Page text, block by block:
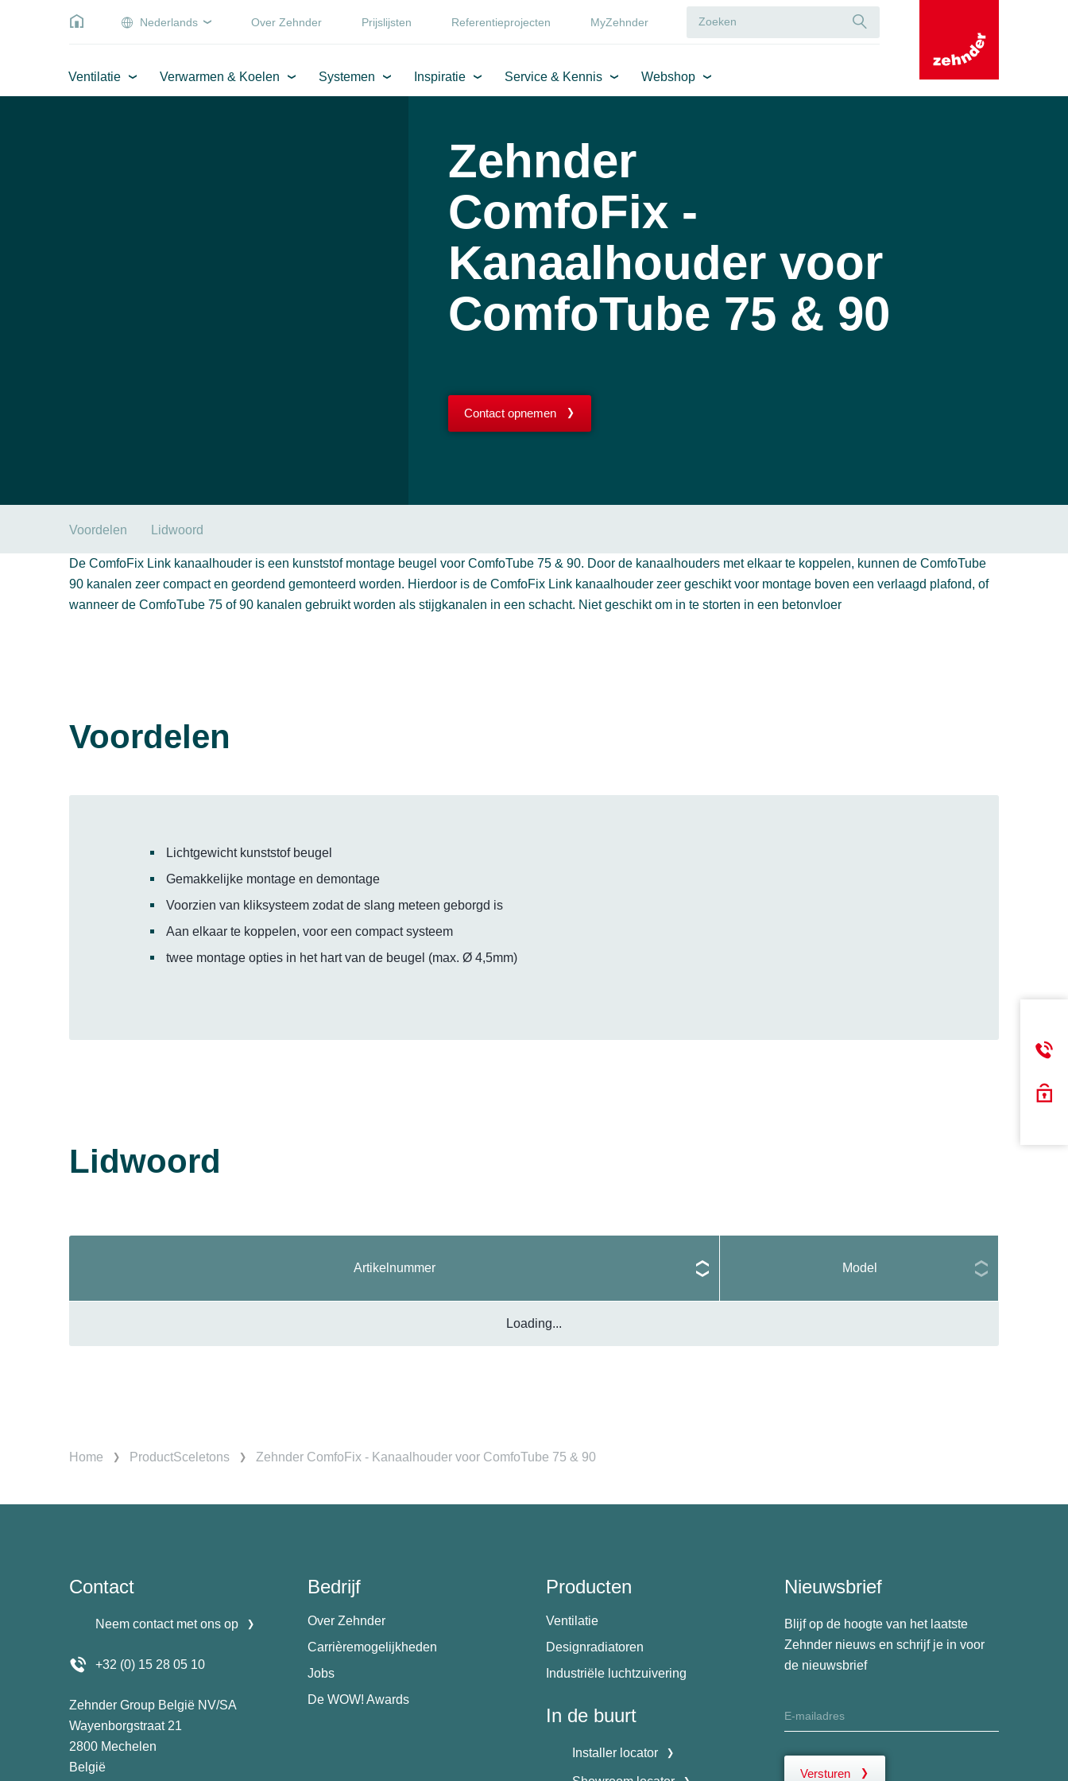
Nederlands Over Zehnder Prijslijsten Referentieprojecten MyZehnder
Ventilatie Verwarmen & Koelen Systemen Inspiratie Service & Kennis Webshop
Zehnder
ComfoFix -
Kanaalhouder voor
ComfoTube 75 & 90
Contact opnemen
Voordelen Lidwoord
De ComfoFix Link kanaalhouder is een kunststof montage beugel voor ComfoTube 75 & 90. Door de kanaalhouders met elkaar te koppelen, kunnen de ComfoTube
90 kanalen zeer compact en geordend gemonteerd worden. Hierdoor is de ComfoFix Link kanaalhouder zeer geschikt voor montage boven een verlaagd plafond, of
wanneer de ComfoTube 75 of 90 kanalen gebruikt worden als stijgkanalen in een schacht. Niet geschikt om in te storten in een betonvloer
Voordelen
Lichtgewicht kunststof beugel
Gemakkelijke montage en demontage
Voorzien van kliksysteem zodat de slang meteen geborgd is
Aan elkaar te koppelen, voor een compact systeem
twee montage opties in het hart van de beugel (max. Ø 4,5mm)
Lidwoord
Artikelnummer Model
Loading...
Home ProductSceletons Zehnder ComfoFix - Kanaalhouder voor ComfoTube 75 & 90
Contact
Neem contact met ons op
+32 (0) 15 28 05 10
Zehnder Group België NV/SA
Wayenborgstraat 21
2800 Mechelen
België
Bedrijf
Over Zehnder
Carrièremogelijkheden
Jobs
De WOW! Awards
Producten
Ventilatie
Designradiatoren
Industriële luchtzuivering
In de buurt
Installer locator
Nieuwsbrief
Blijf op de hoogte van het laatste
Zehnder nieuws en schrijf je in voor
de nieuwsbrief
Versturen